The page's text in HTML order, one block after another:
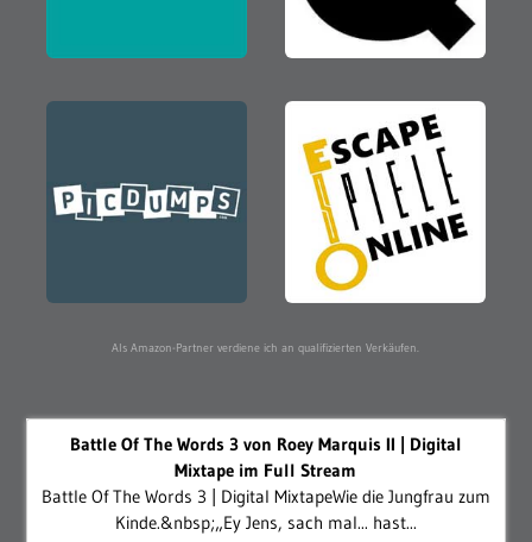
Als Amazon-Partner verdiene ich an qualifizierten Verkäufen.
Battle Of The Words 3 von Roey Marquis II | Digital
Mixtape im Full Stream
Battle Of The Words 3 | Digital MixtapeWie die Jungfrau zum
Kinde.&nbsp;„Ey Jens, sach mal... hast...